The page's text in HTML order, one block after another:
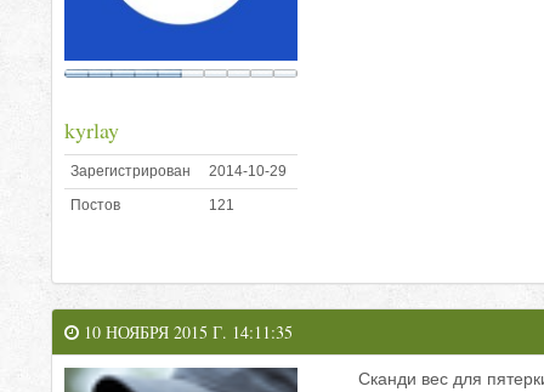
kyrlay
Зарегистрирован
2014-10-29
Постов
121
10 НОЯБРЯ 2015 Г. 14:11:35
Сканди вес для